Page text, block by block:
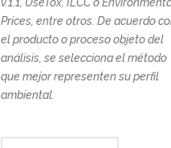
Prices, entre otros. De acuerdo
el producto o proceso objeto del
análisis, se selecciona el método
que mejor representen su perfil
ambiental.